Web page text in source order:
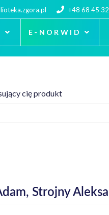
+48 68 45
E-NORWID
cię produkt
Strojny